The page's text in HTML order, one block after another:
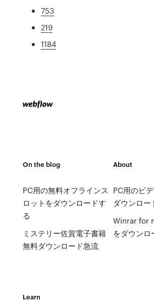
753
219
1184
On the blog
PC用の無料オフラインス
ロットをダウンロードす
る
ミステリー佐賀電子書籍
無料ダウンロード急流
About
PC用のビ
ダウンロー
Winrar for
をダウンロ
Learn